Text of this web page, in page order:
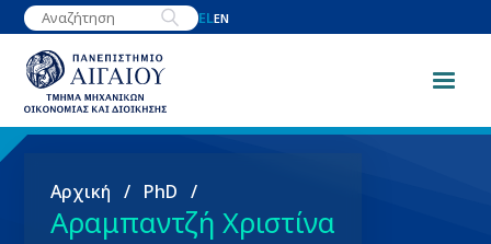
Παράκαμψη
προς
κυρίως
περιεχόμενο
ELEN
Breadcrumb
Αρχική PhD
Αραμπαντζή Χριστίνα